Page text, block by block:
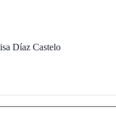
Díaz Castelo